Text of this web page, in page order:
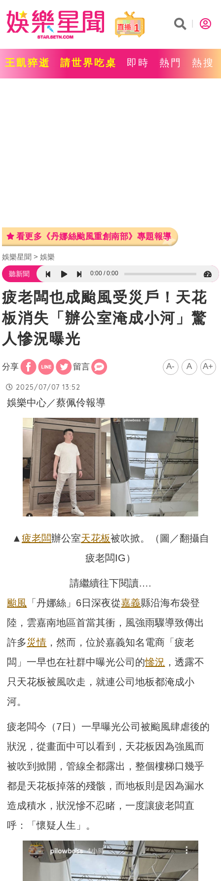
1
王凱猝逝 請世界吃桌 即時 熱門 熱搜
看更多《丹娜絲颱風重創南部》專題報導
娛樂星聞 娛樂
聽新聞 0:00 0:00
疲老闆也成颱風受災戶！天花
板消失「辦公室淹成小河」驚
人慘況曝光
分享 留言 A- A A+
2025/07/07 13:52
娛樂中心／蔡佩伶報導
▲疲老闆辦公室天花板被吹掀。（圖／翻攝自
疲老闆IG）
請繼續往下閱讀….
颱風 「丹娜絲」6日深夜從嘉義縣沿海布袋登
陸，雲嘉南地區首當其衝，風強雨驟導致傳出
許多災情 ，然而，位於嘉義知名電商「疲老
闆」一早也在社群中曝光公司的慘況 ，透露不
只天花板被風吹走，就連公司地板都淹成小
河。
疲老闆今（7日）一早曝光公司被颱風肆虐後的
狀況，從畫面中可以看到，天花板因為強風而
被吹到掀開，管線全都露出，整個樓梯口幾乎
都是天花板掉落的殘骸，而地板則是因為漏水
造成積水，狀況慘不忍睹，一度讓疲老闆直
呼：「懷疑人生」。